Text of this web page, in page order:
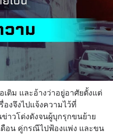
ติม และอ้างว่าอยู่อาศัยตั้งแต่
องจึงไปแจ้งความไว้ที่
าวโด่งดังจนผู้บุกรุกขนย้าย
ดือน คู่กรณีไปฟ้องแพ่ง และขน